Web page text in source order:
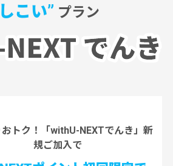
こい” プラン
トク！「withU-NEXTでんき」新
規ご加入で